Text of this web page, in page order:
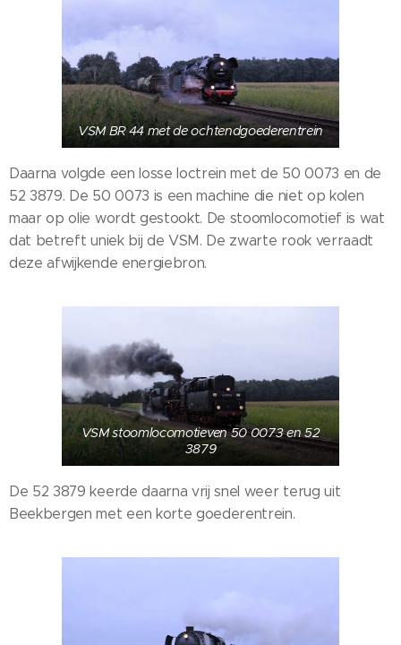
VSM BR 44 met de ochtendgoederentrein
Daarna volgde een losse loctrein met de 50 0073 en de
52 3879. De 50 0073 is een machine die niet op kolen
maar op olie wordt gestookt. De stoomlocomotief is wat
dat betreft uniek bij de VSM. De zwarte rook verraadt
deze afwijkende energiebron.
VSM stoomlocomotieven 50 0073 en 52
3879
De 52 3879 keerde daarna vrij snel weer terug uit
Beekbergen met een korte goederentrein.